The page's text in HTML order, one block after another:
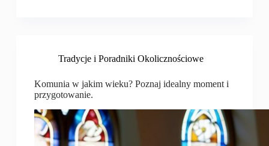
Tradycje i Poradniki Okolicznościowe
Komunia w jakim wieku? Poznaj idealny moment i
przygotowanie.